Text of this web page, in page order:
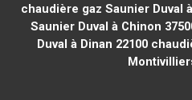
chaudière gaz Saunier Duval
Saunier Duval à Chinon
Duval à Dinan 22100